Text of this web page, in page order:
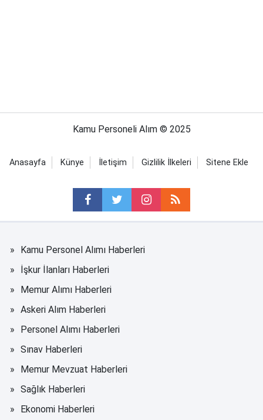
Kamu Personeli Alım © 2025
Anasayfa Künye İletişim Gizlilik İlkeleri Sitene Ekle
Kamu Personel Alımı Haberleri
İşkur İlanları Haberleri
Memur Alımı Haberleri
Askeri Alım Haberleri
Personel Alımı Haberleri
Sınav Haberleri
Memur Mevzuat Haberleri
Sağlık Haberleri
Ekonomi Haberleri